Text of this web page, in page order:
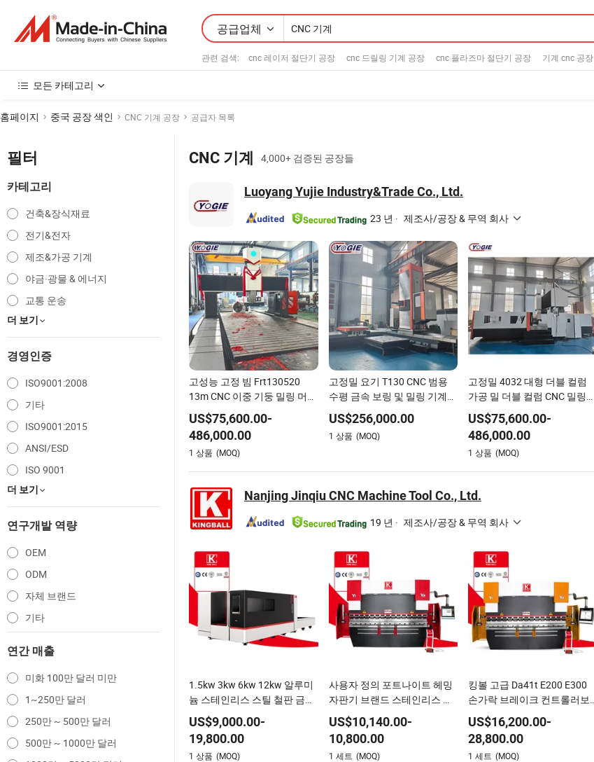
공급업체
관련 검색: cnc 레이저 절단기 공장 cnc 드릴링 기계 공장 cnc 플라즈마 절단기 공장 기계 cnc 공장
모든 카테고리
홈페이지 중국 공장 색인 CNC 기계 공장 공급자 목록
필터
카테고리
건축&장식재료
전기&전자
제조&가공 기계
야금·광물 & 에너지
교통 운송
더 보기
경영인증
ISO9001:2008
기타
ISO9001:2015
ANSI/ESD
ISO 9001
더 보기
연구개발 역량
OEM
ODM
자체 브랜드
기타
연간 매출
미화 100만 달러 미만
1~250만 달러
250만 ~ 500만 달러
500만 ~ 1000만 달러
CNC 기계 4,000+ 검증된 공장들
Luoyang Yujie Industry&Trade Co., Ltd.
23 년 · 제조사/공장 & 무역 회사
고성능 고정 빔 Frt130520
13m CNC 이중 기둥 밀링 머신
CNC 간트리 가공 센터
US$75,600.00-
486,000.00
1 상품 (MOQ)
고정밀 요기 T130 CNC 범용
수평 금속 보링 및 밀링 기계
CNC 바닥형 보링 기계
US$256,000.00
1 상품 (MOQ)
고정밀 4032 대형 더블 컬럼
가공 밀 더블 컬럼 CNC 밀링
머신
US$75,600.00-
486,000.00
1 상품 (MOQ)
Nanjing Jinqiu CNC Machine Tool Co., Ltd.
19 년 · 제조사/공장 & 무역 회사
1.5kw 3kw 6kw 12kw 알루미
늄 스테인리스 스틸 철판 금속
조각 정밀 자동 다이 교환 테이
블 CNC 유압 섬유 레이저 절단
기
US$9,000.00-
19,800.00
1 상품 (MOQ)
사용자 정의 포트나이트 헤밍
자판기 브랜드 스테인리스 자
동 작동 중고 CNC 벤딩 유압
프레스 브레이크 기계란 무엇
인가
US$10,140.00-
10,800.00
1 세트 (MOQ)
킹볼 고급 Da41t E200 E300
손가락 브레이크 컨트롤러보
다 나은 CNC 유압 비틀림 바
시트 메탈 프레스 브레이크 유
압 벤딩 머신
US$16,200.00-
28,800.00
1 세트 (MOQ)